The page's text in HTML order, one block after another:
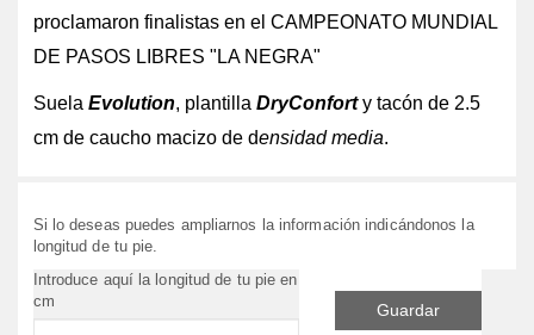
proclamaron finalistas en el CAMPEONATO MUNDIAL
DE PASOS LIBRES "LA NEGRA"
Suela Evolution, plantilla DryConfort y tacón de 2.5
cm de caucho macizo de densidad media.
Si lo deseas puedes ampliarnos la información indicándonos la
longitud de tu pie.
Introduce aquí la longitud de tu pie en
cm
Guardar